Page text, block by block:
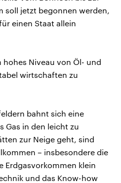
soll jetzt begonnen werden,
einen Staat allein
hohes Niveau von Öl- und
wirtschaften zu
bahnt sich eine
Gas in den leicht zu
zur Neige geht, sind
– insbesondere die
Erdgasvorkommen klein
und das Know-how